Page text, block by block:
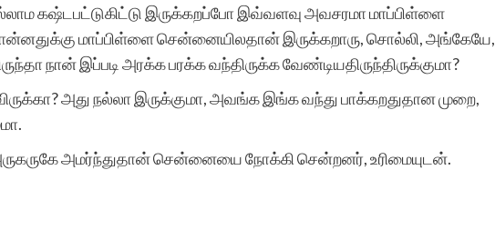
கஷ்டபட்டுகிட்டு இருக்கறப்போ இவ்வளவு அவசரமா மாப்பிள்ளை
மாப்பிள்ளை சென்னையிலதான் இருக்கறாரு, சொல்லி, அங்கேயே,
நான் இப்படி அரக்க பரக்க வந்திருக்க வேண்டியதிருந்திருக்குமா?
அது நல்லா இருக்குமா, அவங்க இங்க வந்து பாக்கறதுதான முறை,
அமர்ந்துதான் சென்னையை நோக்கி சென்றனர், உரிமையுடன்.